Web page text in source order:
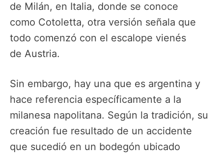
de Milán, en Italia, donde se conoce
como Cotoletta, otra versión señala que
todo comenzó con el escalope vienés
de Austria.
Sin embargo, hay una que es argentina y
hace referencia específicamente a la
milanesa napolitana. Según la tradición, su
creación fue resultado de un accidente
que sucedió en un bodegón ubicado